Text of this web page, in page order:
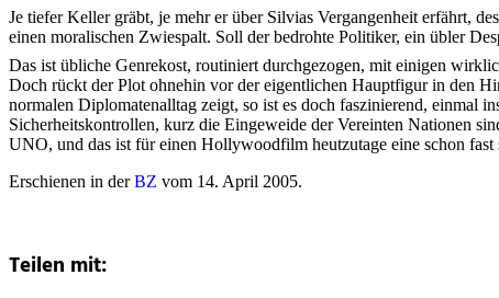
Je tiefer Keller gräbt, je mehr er über Silvias Vergangenheit erfährt,
einen moralischen Zwiespalt. Soll der bedrohte Politiker, ein übler
Das ist übliche Genrekost, routiniert durchgezogen, mit einigen
Doch rückt der Plot ohnehin vor der eigentlichen Hauptfigur in den
normalen Diplomatenalltag zeigt, so ist es doch faszinierend, einmal
Sicherheitskontrollen, kurz die Eingeweide der Vereinten Nationen
UNO, und das ist für einen Hollywoodfilm heutzutage eine schon fast
Erschienen in derBZ vom 14. April 2005.
Teilen mit: